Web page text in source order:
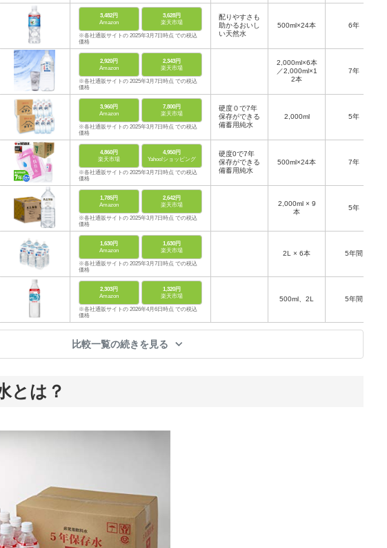
3,482円
Amazon
3,628円
楽天市場
※各社通販サイトの 2025年3月7日時点 での税込
価格
配りやすさも
助かるおいし
い天然水
500ml×24本 6年
2,920円
Amazon
2,343円
楽天市場
※各社通販サイトの 2025年3月7日時点 での税込
価格
2,000ml×6本
／2,000ml×1
2本
7年
3,960円
Amazon
7,800円
楽天市場
※各社通販サイトの 2025年3月7日時点 での税込
価格
硬度０で7年
保存ができる
備蓄用純水
2,000ml 5年
4,860円
楽天市場
4,950円
Yahoo!ショッピング
※各社通販サイトの 2025年3月7日時点 での税込
価格
硬度0で7年
保存ができる
備蓄用純水
500ml×24本 7年
1,785円
Amazon
2,642円
楽天市場
※各社通販サイトの 2025年3月7日時点 での税込
価格
2,000ml × 9
本
5年
1,630円
Amazon
1,630円
楽天市場
※各社通販サイトの 2025年3月7日時点 での税込
価格
2L × 6本 5年間
2,303円
Amazon
1,320円
楽天市場
※各社通販サイトの 2026年4月6日時点 での税込
価格
500ml、2L 5年間
比較一覧の続きを見る
とは？